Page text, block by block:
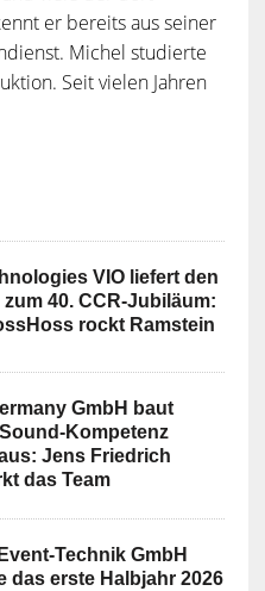
er bereits aus seiner
Michel studierte
Seit vielen Jahren
VIO liefert den
40. CCR-Jubiläum:
rockt Ramstein
GmbH baut
Kompetenz
Jens Friedrich
das Team
Technik GmbH
das erste Halbjahr 2026